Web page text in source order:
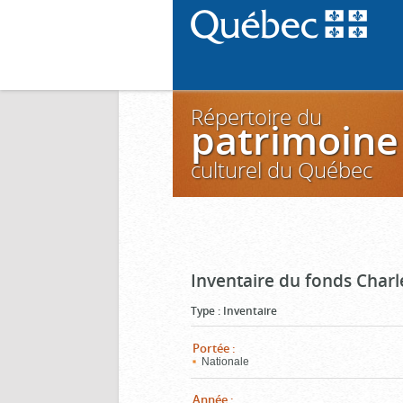
Répertoire du
patrimoine
culturel du Québec
Inventaire du fonds
Type : Inventaire
Portée :
Nationale